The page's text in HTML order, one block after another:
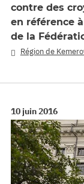
contre des
en référence
de la
Région de
10 juin 2016